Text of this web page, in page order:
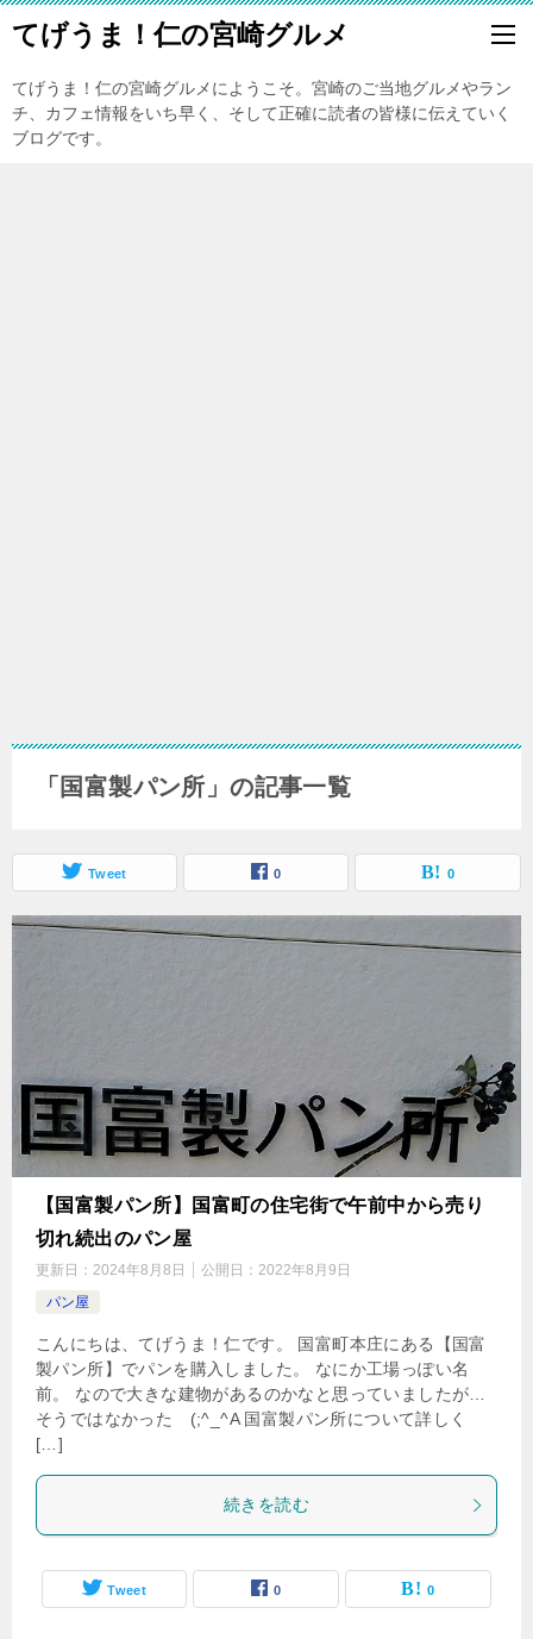
てげうま！仁の宮崎グルメ
てげうま！仁の宮崎グルメにようこそ。宮崎のご当地グルメやラン
チ、カフェ情報をいち早く、そして正確に読者の皆様に伝えていく
ブログです。
「国富製パン所」の記事一覧
Tweet 0 0
【国富製パン所】国富町の住宅街で午前中から売り
切れ続出のパン屋
更新日： 2024年8月8日 公開日： 2022年8月9日
パン屋
こんにちは、てげうま！仁です。 国富町本庄にある【国富
製パン所】でパンを購入しました。 なにか工場っぽい名
前。 なので大きな建物があるのかなと思っていましたが…
そうではなかった (;^_^A 国富製パン所について詳しく
[…]
続きを読む
Tweet 0 0